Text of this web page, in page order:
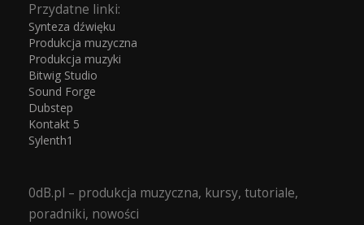
Przydatne linki:
Synteza dźwięku
Produkcja muzyczna
Produkcja muzyki
Bitwig Studio
Sound Forge
Dubstep
Kontakt 5
Sylenth1
0dB.pl – produkcja muzyczna, kursy, tutoriale,
poradniki, nowości